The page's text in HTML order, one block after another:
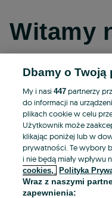
Witamy
Dbamy o Twoją
My i nasi447 partnerzy
do informacji na
plikach cookie w celu
Użytkownik może
klikając poniżej lub w
prywatności. Te wybory
i nie będą miały wpływu
cookies,
Polityka
Wraz z naszymi
zapewnienia: